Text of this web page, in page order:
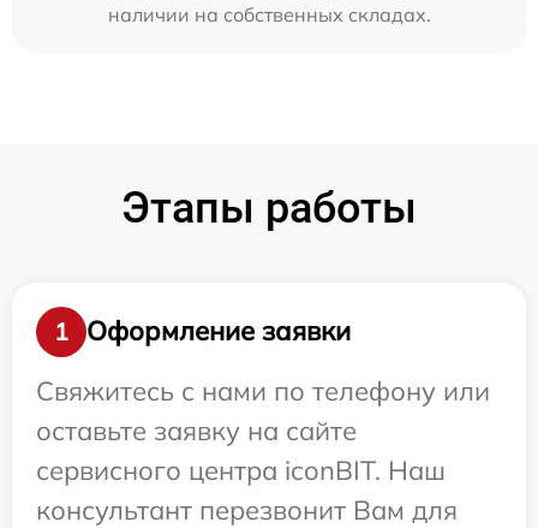
наличии на собственных складах.
Этапы работы
1
Оформление заявки
Свяжитесь с нами по телефону или
оставьте заявку на сайте
сервисного центра iconBIT. Наш
консультант перезвонит Вам для